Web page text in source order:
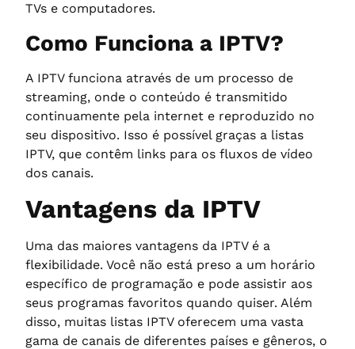
TVs e computadores.
Como Funciona a IPTV?
A IPTV funciona através de um processo de
streaming, onde o conteúdo é transmitido
continuamente pela internet e reproduzido no
seu dispositivo. Isso é possível graças a listas
IPTV, que contêm links para os fluxos de vídeo
dos canais.
Vantagens da IPTV
Uma das maiores vantagens da IPTV é a
flexibilidade. Você não está preso a um horário
específico de programação e pode assistir aos
seus programas favoritos quando quiser. Além
disso, muitas listas IPTV oferecem uma vasta
gama de canais de diferentes países e gêneros, o